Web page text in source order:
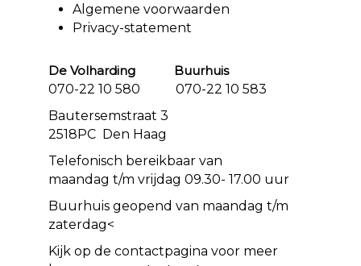
Algemene voorwaarden
Privacy-statement
De Volharding Buurhuis
070-22 10 580 070-22 10 583
Bautersemstraat 3
2518PC Den Haag
Telefonisch bereikbaar van
maandag t/m vrijdag 09.30- 17.00 uur
Buurhuis geopend van maandag t/m
zaterdag<
Kijk op de contactpagina voor meer